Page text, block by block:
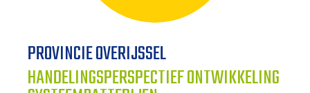
PROVINCIE OVERIJSSEL
HANDELINGSPERSPECTIEF ONTWIKKELING